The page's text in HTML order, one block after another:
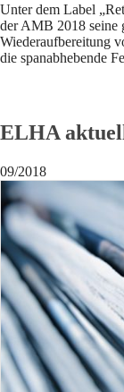
Unter dem Label
der AMB 2018 seine
Wiederaufbereitung
die spanabhebende
ELHA aktuell
09/2018